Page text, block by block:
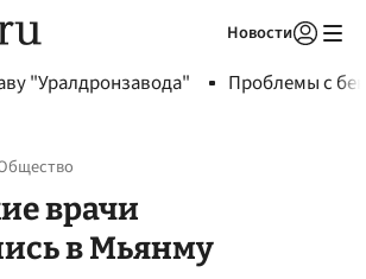
Новости
"Уралдронзавода" Проблемы с
врачи
в Мьянму